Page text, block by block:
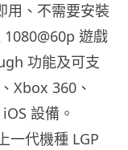
用、不需要安裝
遊戲
功能及可支
Xbox 360、
設備。
一代機種 LGP